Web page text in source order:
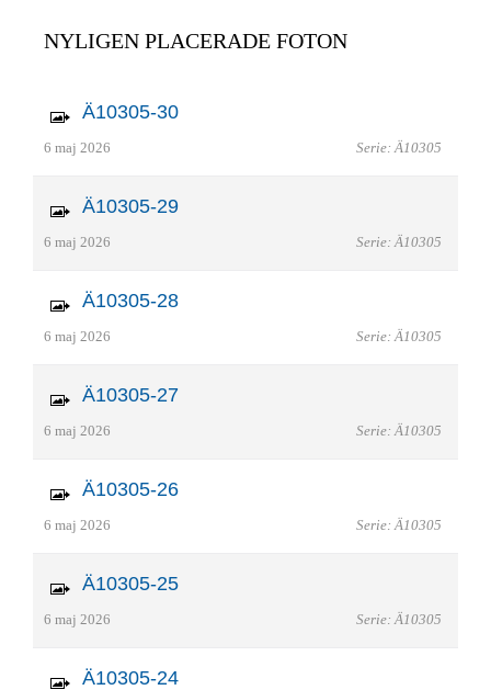
NYLIGEN PLACERADE FOTON
Ä10305-30
6 maj 2026 Serie: Ä10305
Ä10305-29
6 maj 2026 Serie: Ä10305
Ä10305-28
6 maj 2026 Serie: Ä10305
Ä10305-27
6 maj 2026 Serie: Ä10305
Ä10305-26
6 maj 2026 Serie: Ä10305
Ä10305-25
6 maj 2026 Serie: Ä10305
Ä10305-24